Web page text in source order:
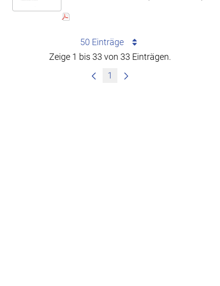
50 Einträge
Zeige 1 bis 33 von 33 Einträgen.
1